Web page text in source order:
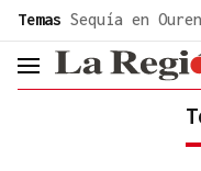
common.go-to-content
Temas Sequía en
header.menu.open